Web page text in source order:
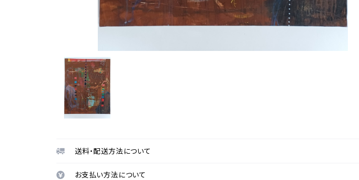
送料・配送方法について
お支払い方法について